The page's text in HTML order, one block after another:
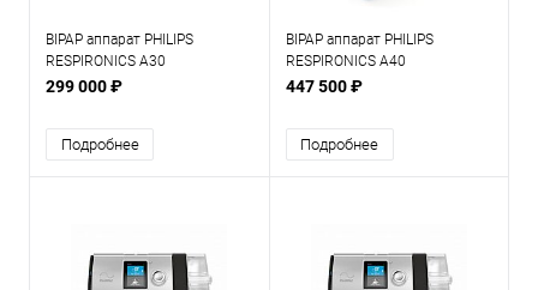
BIPAP аппарат PHILIPS
RESPIRONICS A30
299 000 ₽
Подробнее
BIPAP аппарат PHILIPS
RESPIRONICS A40
447 500 ₽
Подробнее